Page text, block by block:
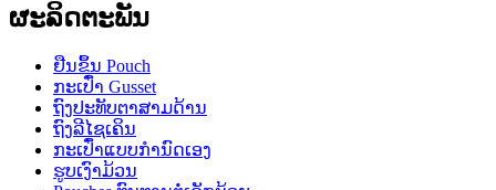
ຜະລິດຕະພັນ
ຢືນຂຶ້ນ Pouch
ກະເປົ໋າ Gusset
ຖົງປະທັບຕາສາມດ້ານ
ຖົງລີໄຊເຄິນ
ກະເປົ໋າແບບກຳນົດເອງ
ຮູບເງົາມ້ວນ